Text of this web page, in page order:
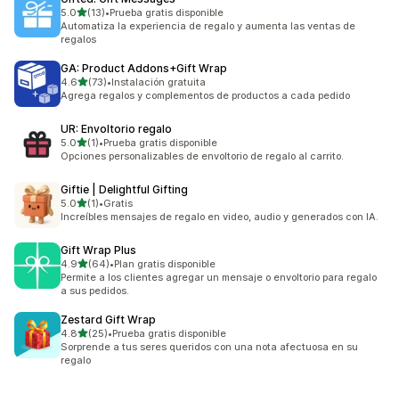
5.0de 5 estrellas
(13)
13 reseñas en total
•Prueba gratis disponible
Automatiza la experiencia de regalo y aumenta las ventas de
regalos
GA: Product Addons+Gift Wrap
4.6de 5 estrellas
(73)
73 reseñas en total
•Instalación gratuita
Agrega regalos y complementos de productos a cada pedido
UR: Envoltorio regalo
5.0de 5 estrellas
(1)
1 reseñas en total
•Prueba gratis disponible
Opciones personalizables de envoltorio de regalo al carrito.
Giftie | Delightful Gifting
5.0de 5 estrellas
(1)
1 reseñas en total
•Gratis
Increíbles mensajes de regalo en video, audio y generados con IA.
Gift Wrap Plus
4.9de 5 estrellas
(64)
64 reseñas en total
•Plan gratis disponible
Permite a los clientes agregar un mensaje o envoltorio para regalo
a sus pedidos.
Zestard Gift Wrap
4.8de 5 estrellas
(25)
25 reseñas en total
•Prueba gratis disponible
Sorprende a tus seres queridos con una nota afectuosa en su
regalo